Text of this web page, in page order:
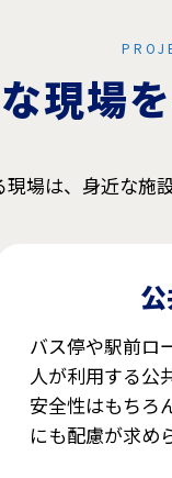
現場
場は、身近な施
バス停や駅前ロ
人が利用する公
安全性はもちろ
にも配慮が求め